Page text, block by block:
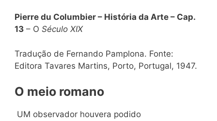
Pierre du Columbier – História da Arte – Cap.
13 – O Século XIX
Tradução de Fernando Pamplona. Fonte:
Editora Tavares Martins, Porto, Portugal, 1947.
O meio romano
UM observador houvera podido